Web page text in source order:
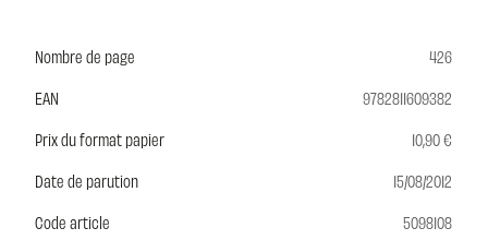
Nombre de page
426
EAN
9782811609382
Prix du format papier
10,90 €
Date de parution
15/08/2012
Code article
5098108